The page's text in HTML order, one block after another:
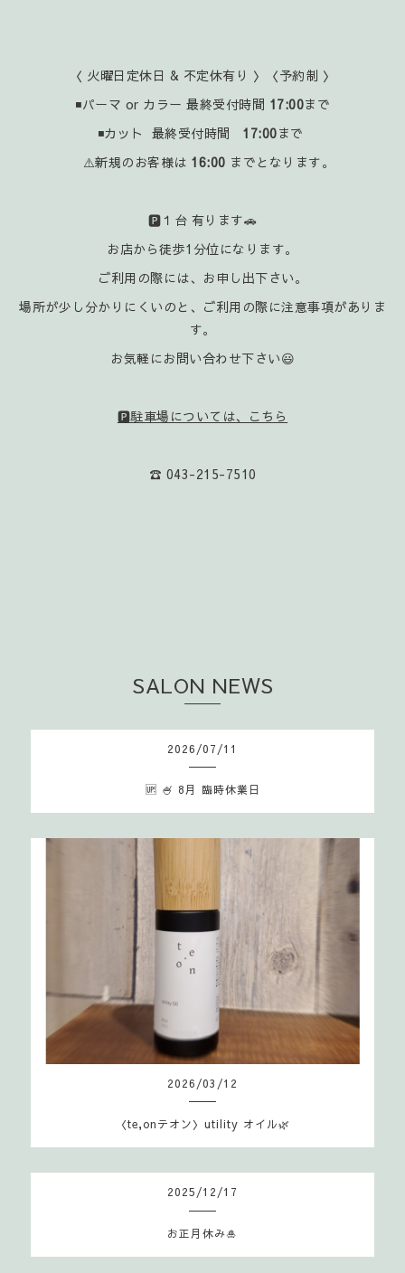
〈 火曜日定休日 & 不定休有り 〉〈予約制 〉
◾パーマ or カラー 最終受付時間 17:00まで
◾カット 最終受付時間 17:00まで
⚠️新規のお客様は 16:00 までとなります。
🅿️１台 有ります🚗
お店から徒歩1分位になります。
ご利用の際には、お申し出下さい。
場所が少し分かりにくいのと、ご利用の際に注意事項がありま
す。
お気軽にお問い合わせ下さい😃
🅿️駐車場については、こちら
☎️ 043-215-7510
SALON NEWS
2026/07/11
🆙 🍧 8月 臨時休業日
2026/03 /12
〈te,onテオン〉utility オイル🌿
2025/12/17
お正月休み🎍